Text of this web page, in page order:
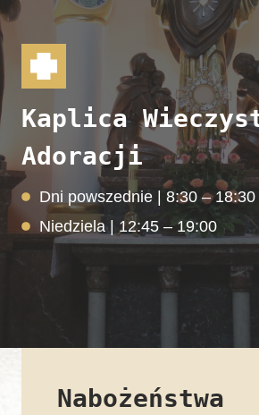
Kaplica
Adoracji
Dni powszednie | 8:30 – 18:30
Niedziela | 12:45 – 19:00
Nabożeństwa